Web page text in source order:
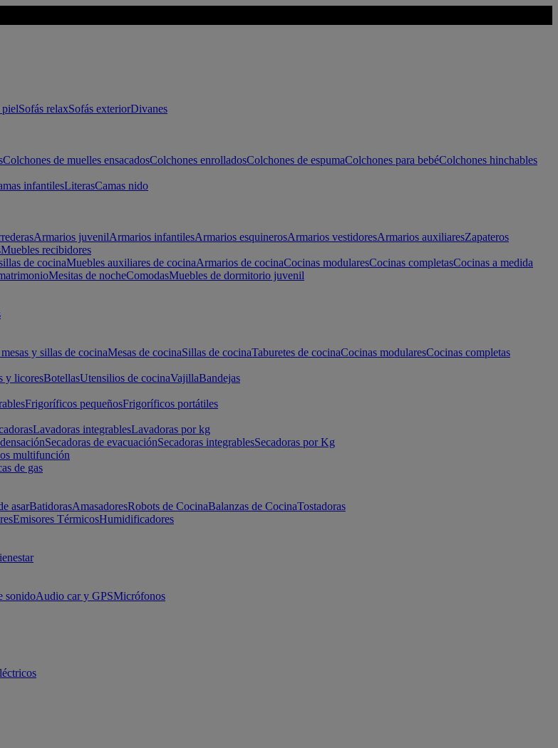
pielSofás relaxSofás exteriorDivanes
Colchones de muelles ensacadosColchones enrolladosColchones de espumaColchones para bebéColchones hinchables
infantilesLiterasCamas nido
Armarios juvenilArmarios infantilesArmarios esquinerosArmarios vestidoresArmarios auxiliaresZapateros
Muebles recibidores
de cocinaMuebles auxiliares de cocinaArmarios de cocinaCocinas modularesCocinas completasCocinas a medida
Mesitas de nocheComodasMuebles de dormitorio juvenil
y sillas de cocinaMesas de cocinaSillas de cocinaTaburetes de cocinaCocinas modularesCocinas completas
y licoresBotellasUtensilios de cocinaVajillaBandejas
Frigoríficos pequeñosFrigoríficos portátiles
Lavadoras integrablesLavadoras por kg
Secadoras de evacuaciónSecadoras integrablesSecadoras por Kg
multifunción
de gas
asarBatidorasAmasadoresRobots de CocinaBalanzas de CocinaTostadoras
Emisores TérmicosHumidificadores
sonidoAudio car y GPSMicrófonos